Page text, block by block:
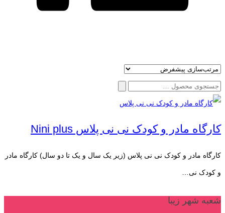
جستجو
برای:
کارگاه مادر و کودک نی نی پلاس Nini plus
کارگاه مادر و کودک نی نی پلاس (زیر یک سال و یک تا دو سال) کارگاه مادر
و ‌کودک نی…
شعبه شهر زیبا